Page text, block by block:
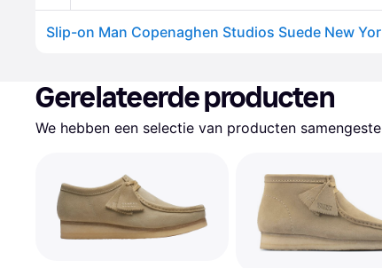
Slip-on Man Copenaghen Studios Suede New
Gerelateerde producten
We hebben een selectie van producten